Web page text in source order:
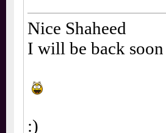
Nice Shaheed
I will be back soon